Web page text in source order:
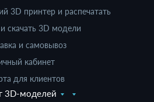
3D принтер и распечатать
скачать 3D модели
и самовывоз
кабинет
для клиентов
3D-моделей